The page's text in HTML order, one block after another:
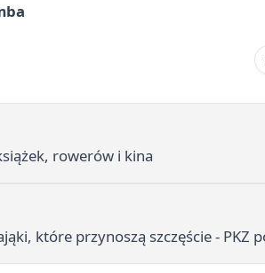
rowerów i kina
które przynoszą szczęście - PKZ